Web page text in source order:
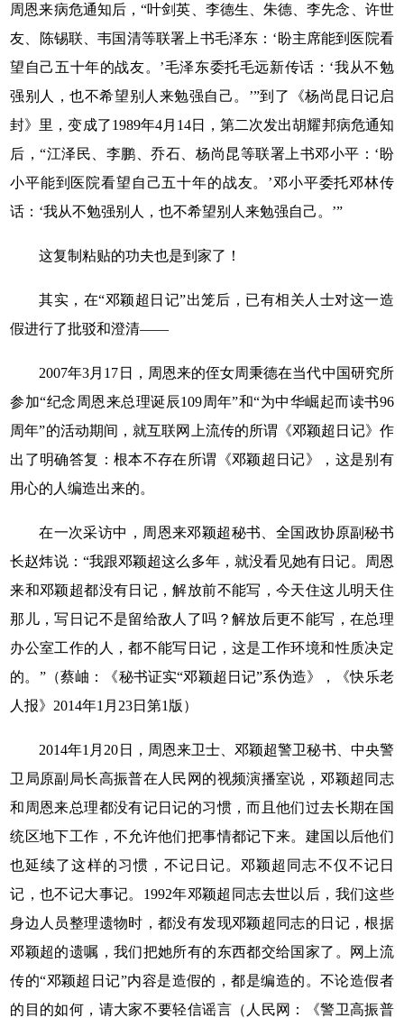
周恩来病危通知后，“叶剑英、李德生、朱德、李先念、许世
友、陈锡联、韦国清等联署上书毛泽东：‘盼主席能到医院看
望自己五十年的战友。’毛泽东委托毛远新传话：‘我从不勉
强别人，也不希望别人来勉强自己。’”到了《杨尚昆日记启
封》里，变成了1989年4月14日，第二次发出胡耀邦病危通知
后，“江泽民、李鹏、乔石、杨尚昆等联署上书邓小平：‘盼
小平能到医院看望自己五十年的战友。’邓小平委托邓林传
话：‘我从不勉强别人，也不希望别人来勉强自己。’”
这复制粘贴的功夫也是到家了！
其实，在“邓颖超日记”出笼后，已有相关人士对这一造
假进行了批驳和澄清——
2007年3月 17 日，周恩来的侄女周秉德在当代中国研究所
参加“纪念周恩来总理诞辰109周年”和“为中华崛起而读书96
周年”的活动期间，就互联网上流传的所谓《邓颖超日记》作
出了明确答复：根本不存在所谓《邓颖超日记》，这是别有
用心的人编造出来的。
在一次采访中，周恩来邓颖超秘书、全国政协原副秘书
长赵炜说：“我跟邓颖超这么多年，就没看见她有日记。周恩
来和邓颖超都没有日记，解放前不能写，今天住这儿明天住
那儿，写日记不是留给敌人了吗？解放后更不能写，在总理
办公室工作的人，都不能写日记，这是工作环境和性质决定
的。”（蔡岫：《秘书证实“邓颖超日记”系伪造》，《快乐老
人报》2014年1月23日第1版）
2014年1 月 20 日，周恩来卫士、邓颖超警卫秘书、中央警
卫局原副局长高振普在人民网的视频演播室说，邓颖超同志
和周恩来总理都没有记日记的习惯，而且他们过去长期在国
统区地下工作，不允许他们把事情都记下来。建国以后他们
也延续了这样的习惯，不记日记。邓颖超同志不仅不记日
记，也不记大事记。 1992年邓颖超同志去世以后，我们这些
身边人员整理遗物时，都没有发现邓颖超同志的日记，根据
邓颖超的遗嘱，我们把她所有的东西都交给国家了。网上流
传的“邓颖超日记”内容是造假的，都是编造的。不论造假者
的目的如何，请大家不要轻信谣言（人民网：《警卫高振普